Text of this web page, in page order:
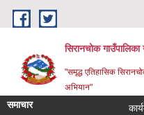
Skip to main content
सिरानचोक गाउँपालिका
"समृद्ध एतिहासिक
अभियान"
समाचार